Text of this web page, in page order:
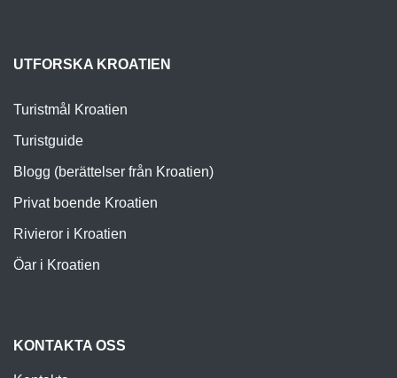
UTFORSKA KROATIEN
Turistmål Kroatien
Turistguide
Blogg (berättelser från Kroatien)
Privat boende Kroatien
Rivieror i Kroatien
Öar i Kroatien
KONTAKTA OSS